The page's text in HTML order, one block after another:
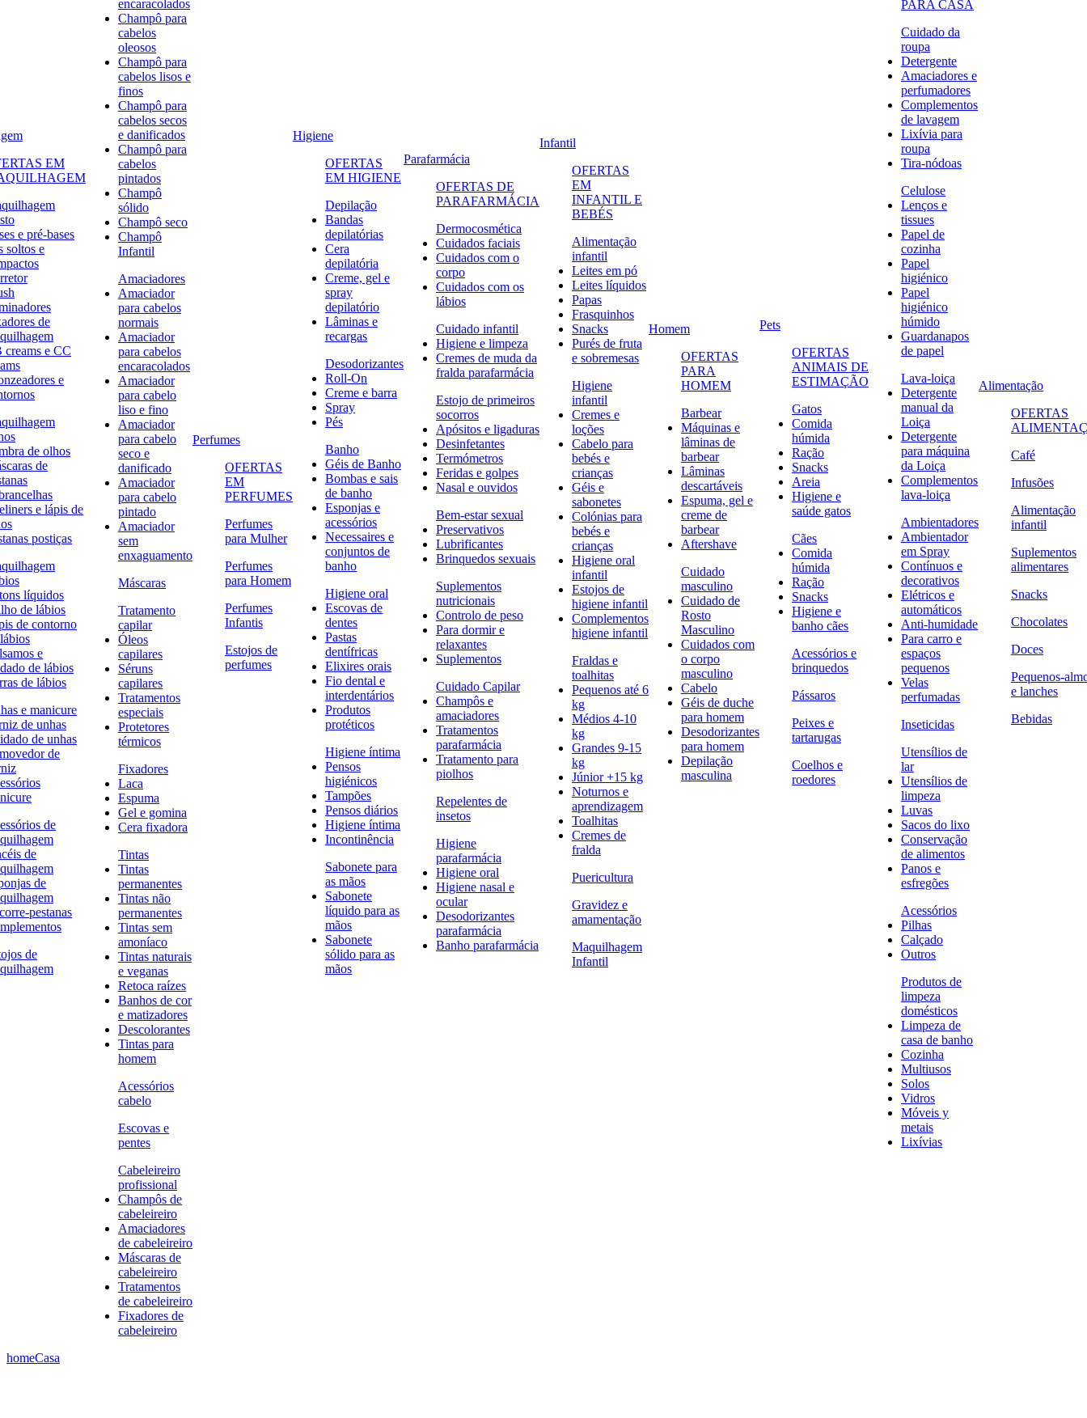
EM
e pré-bases
soltos e
de
creams e CC
e
de olhos
de
e lápis de
postiças
líquidos
de lábios
de contorno
e
de lábios
de lábios
e manicure
de unhas
de unhas
de
de
de
de
pestanas
de
encaracolados
Champô para
cabelos
oleosos
Champô para
cabelos lisos e
finos
Champô para
cabelos secos
e danificados
Champô para
cabelos
pintados
Champô
sólido
Champô seco
Champô
Infantil
Amaciadores
Amaciador
para cabelos
normais
Amaciador
para cabelos
encaracolados
Amaciador
para cabelo
liso e fino
Amaciador
para cabelo
seco e
danificado
Amaciador
para cabelo
pintado
Amaciador
sem
enxaguamento
Máscaras
Tratamento
capilar
Óleos
capilares
Séruns
capilares
Tratamentos
especiais
Protetores
térmicos
Fixadores
Laca
Espuma
Gel e gomina
Cera fixadora
Tintas
Tintas
permanentes
Tintas não
permanentes
Tintas sem
amoníaco
Tintas naturais
e veganas
Retoca raízes
Banhos de cor
e matizadores
Descolorantes
Tintas para
homem
Acessórios
cabelo
Escovas e
pentes
Cabeleireiro
profissional
Champôs de
cabeleireiro
Amaciadores
de cabeleireiro
Máscaras de
cabeleireiro
Tratamentos
de cabeleireiro
Fixadores de
cabeleireiro
Perfumes
OFERTAS
EM
PERFUMES
Perfumes
para Mulher
Perfumes
para Homem
Perfumes
Infantis
Estojos de
perfumes
Higiene
OFERTAS
EM HIGIENE
Depilação
Bandas
depilatórias
Cera
depilatória
Creme, gel e
spray
depilatório
Lâminas e
recargas
Desodorizantes
Roll-On
Creme e barra
Spray
Pés
Banho
Géis de Banho
Bombas e sais
de banho
Esponjas e
acessórios
Necessaires e
conjuntos de
banho
Higiene oral
Escovas de
dentes
Pastas
dentífricas
Elixires orais
Fio dental e
interdentários
Produtos
protéticos
Higiene íntima
Pensos
higiénicos
Tampões
Pensos diários
Higiene íntima
Incontinência
Sabonete para
as mãos
Sabonete
líquido para as
mãos
Sabonete
sólido para as
mãos
Parafarmácia
OFERTAS DE
PARAFARMÁCIA
Dermocosmética
Cuidados faciais
Cuidados com o
corpo
Cuidados com os
lábios
Cuidado infantil
Higiene e limpeza
Cremes de muda da
fralda parafarmácia
Estojo de primeiros
socorros
Apósitos e ligaduras
Desinfetantes
Termómetros
Feridas e golpes
Nasal e ouvidos
Bem-estar sexual
Preservativos
Lubrificantes
Brinquedos sexuais
Suplementos
nutricionais
Controlo de peso
Para dormir e
relaxantes
Suplementos
Cuidado Capilar
Champôs e
amaciadores
Tratamentos
parafarmácia
Tratamento para
piolhos
Repelentes de
insetos
Higiene
parafarmácia
Higiene oral
Higiene nasal e
ocular
Desodorizantes
parafarmácia
Banho parafarmácia
Infantil
OFERTAS
EM
INFANTIL E
BEBÉS
Alimentação
infantil
Leites em pó
Leites líquidos
Papas
Frasquinhos
Snacks
Purés de fruta
e sobremesas
Higiene
infantil
Cremes e
loções
Cabelo para
bebés e
crianças
Géis e
sabonetes
Colónias para
bebés e
crianças
Higiene oral
infantil
Estojos de
higiene infantil
Complementos
higiene infantil
Fraldas e
toalhitas
Pequenos até 6
kg
Médios 4-10
kg
Grandes 9-15
kg
Júnior +15 kg
Noturnos e
aprendizagem
Toalhitas
Cremes de
fralda
Puericultura
Gravidez e
amamentação
Maquilhagem
Infantil
Homem
OFERTAS
PARA
HOMEM
Barbear
Máquinas e
lâminas de
barbear
Lâminas
descartáveis
Espuma, gel e
creme de
barbear
Aftershave
Cuidado
masculino
Cuidado de
Rosto
Masculino
Cuidados com
o corpo
masculino
Cabelo
Géis de duche
para homem
Desodorizantes
para homem
Depilação
masculina
Pets
OFERTAS
ANIMAIS DE
ESTIMAÇÃO
Gatos
Comida
húmida
Ração
Snacks
Areia
Higiene e
saúde gatos
Cães
Comida
húmida
Ração
Snacks
Higiene e
banho cães
Acessórios e
brinquedos
Pássaros
Peixes e
tartarugas
Coelhos e
roedores
PARA CASA
Cuidado da
roupa
Detergente
Amaciadores e
perfumadores
Complementos
de lavagem
Lixívia para
roupa
Tira-nódoas
Celulose
Lenços e
tissues
Papel de
cozinha
Papel
higiénico
Papel
higiénico
húmido
Guardanapos
de papel
Lava-loiça
Detergente
manual da
Loiça
Detergente
para máquina
da Loiça
Complementos
lava-loiça
Ambientadores
Ambientador
em Spray
Contínuos e
decorativos
Elétricos e
automáticos
Anti-humidade
Para carro e
espaços
pequenos
Velas
perfumadas
Inseticidas
Utensílios de
lar
Utensílios de
limpeza
Luvas
Sacos do lixo
Conservação
de alimentos
Panos e
esfregões
Acessórios
Pilhas
Calçado
Outros
Produtos de
limpeza
domésticos
Limpeza de
casa de banho
Cozinha
Multiusos
Solos
Vidros
Móveis y
metais
Lixívias
Alimentação
OFERTAS
Café
Infusões
Alimentação
infantil
Suplementos
alimentares
Snacks
Chocolates
Doces
Pequenos-
e lanches
Bebidas
homeCasa